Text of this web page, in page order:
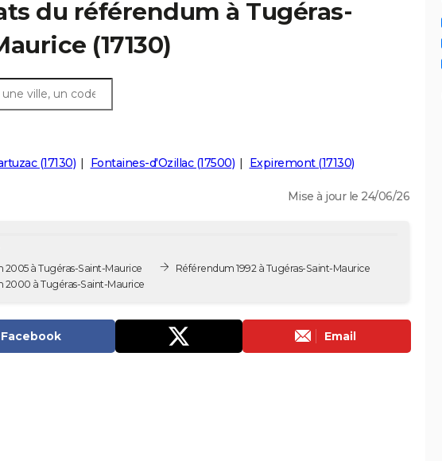
du référendum à Tugéras-
(17130)
(17130) Fontaines-d'Ozillac (17500) Expiremont (17130)
Mise à jour le 24/06/26
2005 à Tugéras-Saint-Maurice
2000 à Tugéras-Saint-Maurice
Référendum 1992 à Tugéras-Saint-Maurice
Facebook Email